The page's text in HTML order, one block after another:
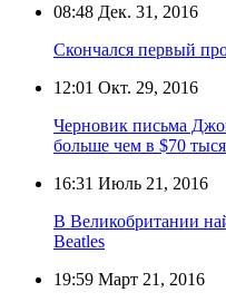
08:48 Дек. 31, 2016
Скончался первый
12:01 Окт. 29, 2016
Черновик письма
больше чем в $70
16:31 Июль 21, 2016
В Великобритании
Beatles
19:59 Март 21, 2016